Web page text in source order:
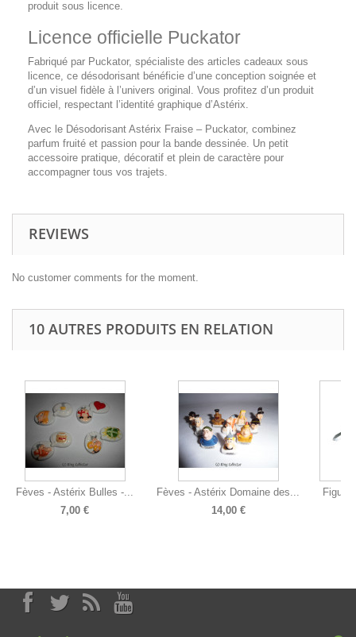
produit sous licence.
Licence officielle Puckator
Fabriqué par Puckator, spécialiste des articles cadeaux sous
licence, ce désodorisant bénéficie d’une conception soignée et
d’un visuel fidèle à l’univers original. Vous profitez d’un produit
officiel, respectant l’identité graphique d’Astérix.
Avec le Désodorisant Astérix Fraise – Puckator, combinez
parfum fruité et passion pour la bande dessinée. Un petit
accessoire pratique, décoratif et plein de caractère pour
accompagner tous vos trajets.
REVIEWS
No customer comments for the moment.
10 AUTRES PRODUITS EN RELATION
Fèves - Astérix Bulles -...
7,00 €
Fèves - Astérix Domaine des...
14,00 €